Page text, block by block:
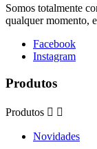
Somos totalmente
qualquer momento,
Facebook
Instagram
Produtos
Produtos  
Novidades